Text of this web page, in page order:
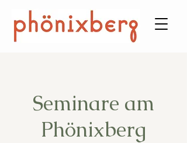
Seminare am
Phönixberg